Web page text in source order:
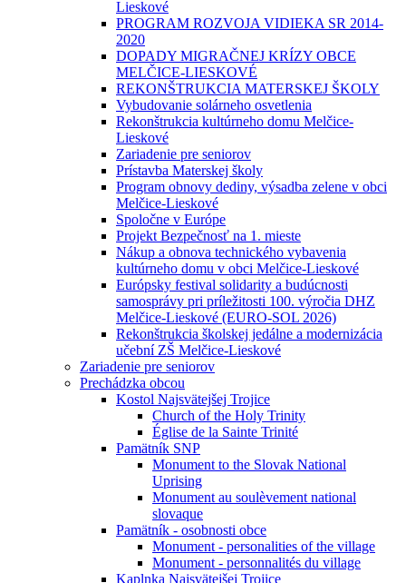
Lieskové
PROGRAM ROZVOJA VIDIEKA SR 2014-
2020
DOPADY MIGRAČNEJ KRÍZY OBCE
MELČICE-LIESKOVÉ
REKONŠTRUKCIA MATERSKEJ ŠKOLY
Vybudovanie solárneho osvetlenia
Rekonštrukcia kultúrneho domu Melčice-
Lieskové
Zariadenie pre seniorov
Prístavba Materskej školy
Program obnovy dediny, výsadba zelene v obci
Melčice-Lieskové
Spoločne v Európe
Projekt Bezpečnosť na 1. mieste
Nákup a obnova technického vybavenia
kultúrneho domu v obci Melčice-Lieskové
Európsky festival solidarity a budúcnosti
samosprávy pri príležitosti 100. výročia DHZ
Melčice-Lieskové (EURO-SOL 2026)
Rekonštrukcia školskej jedálne a modernizácia
učební ZŠ Melčice-Lieskové
Zariadenie pre seniorov
Prechádzka obcou
Kostol Najsvätejšej Trojice
Church of the Holy Trinity
Église de la Sainte Trinité
Pamätník SNP
Monument to the Slovak National
Uprising
Monument au soulèvement national
slovaque
Pamätník - osobnosti obce
Monument - personalities of the village
Monument - personnalités du village
Kaplnka Najsvätejšej Trojice